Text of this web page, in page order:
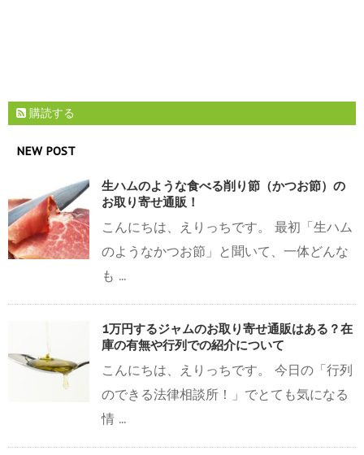
購読する
NEW POST
生ハムのような食べる削り節（かつお節）の
お取り寄せ通販！
こんにちは、えりっちです。 最初「生ハム
のようなかつお節」と聞いて、一体どんな
も ...
1万円するジャムのお取り寄せ通販はある？在
庫の有無や行列での紹介について
こんにちは、えりっちです。 今日の「行列
のできる法律相談所！」でとても気になる
情 ...